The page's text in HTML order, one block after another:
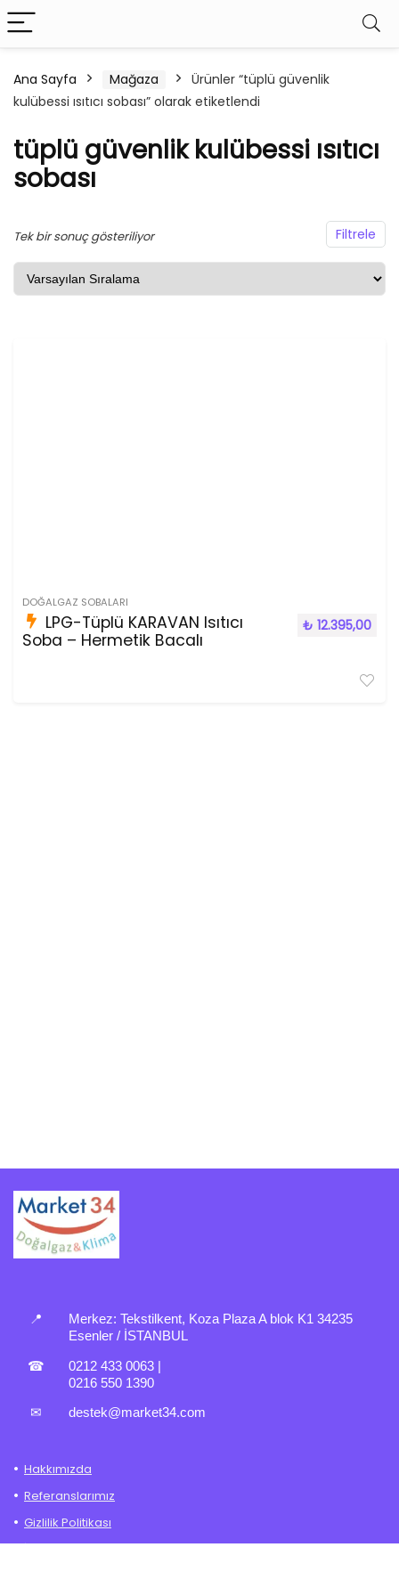
Ana Sayfa Mağaza
Ürünler “tüplü güvenlik
kulübessi ısıtıcı sobası” olarak etiketlendi
tüplü güvenlik kulübessi ısıtıcı
sobası
Filtrele
Tek bir sonuç gösteriliyor
DOĞALGAZ SOBALARI
LPG-Tüplü KARAVAN Isıtıcı
Soba – Hermetik Bacalı
₺ 12.395,00
📍 Merkez: Tekstilkent, Koza Plaza A blok K1 34235
Esenler / İSTANBUL
☎ 0212 433 0063
0216 550 1390
✉ destek@market34.com
Hakkımızda
Referanslarımız
Gizlilik Politikası